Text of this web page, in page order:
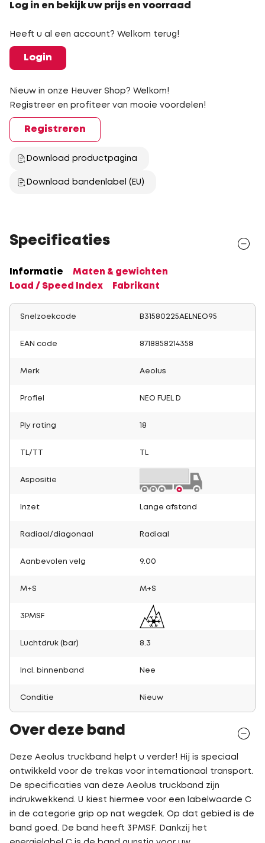
Log in en bekijk uw prijs en voorraad
Heeft u al een account? Welkom terug!
Login
Nieuw in onze Heuver Shop? Welkom!
Registreer en profiteer van mooie voordelen!
Registreren
Download productpagina
Download bandenlabel (EU)
Specificaties
Informatie
Maten & gewichten
Load / Speed Index
Fabrikant
Snelzoekcode B31580225AELNEO95
EAN code 8718858214358
Merk Aeolus
Profiel NEO FUEL D
Ply rating 18
TL/TT
Aspositie
Inzet Lange afstand
Radiaal/diagonaal Radiaal
Aanbevolen velg 9.00
M+S M+S
3PMSF
Luchtdruk (bar) 8.3
Incl. binnenband Nee
Conditie Nieuw
Over deze band
Deze Aeolus truckband helpt u verder! Hij is speciaal
ontwikkeld voor de trekas voor internationaal transport.
De specificaties van deze Aeolus truckband zijn
indrukwekkend. U kiest hiermee voor een labelwaarde C
in de categorie grip op nat wegdek. Op dat gebied is de
band goed. De band heeft 3PMSF. Dankzij het